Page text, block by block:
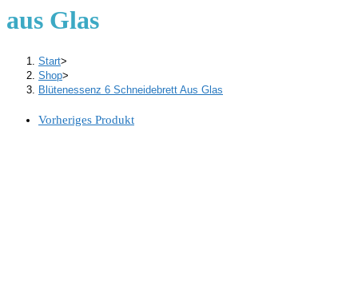
aus Glas
Start>
Shop>
Blütenessenz 6 Schneidebrett Aus Glas
Vorheriges Produkt